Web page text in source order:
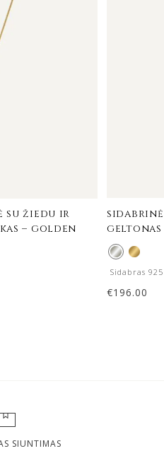
su žiedu ir
– golden
geltonas
Sidabras 925
€196.00
SIUNTIMAS